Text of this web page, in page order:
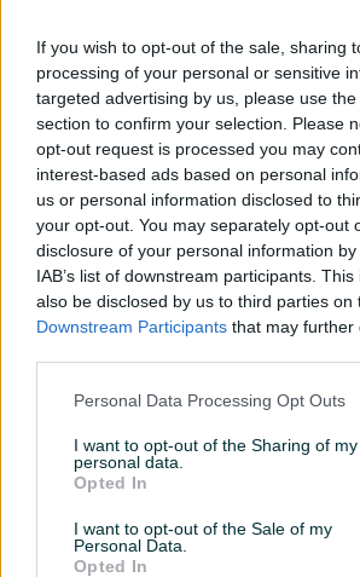
If you wish to opt-out of the sale, sharing
processing of your personal or sensitive
targeted advertising by us, please use
section to confirm your selection. Please
opt-out request is processed you may
interest-based ads based on personal
us or personal information disclosed to
your opt-out. You may separately opt-out
disclosure of your personal information
IAB’s list of downstream participants.
also be disclosed by us to third parties on
Downstream Participants that may further
Personal Data Processing Opt Outs
I want to opt-out of the Sharing of my
personal data.
Opted In
I want to opt-out of the Sale of my
Personal Data.
Opted In
Ostava/špajz
Plin
Podrum/Tavan
Struja
Telefonski priključak
Uknjiženo / ZK
Video nadzor
Blindirana vrata